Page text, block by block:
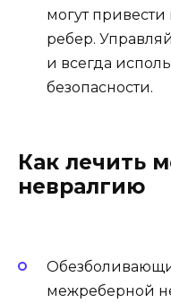
могут
ребер.
и всегда
безопасности.
Как лечить
невралгию
межреберной